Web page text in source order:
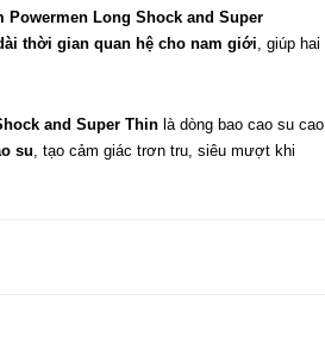
Long Shock and Super
thời gian quan hệ cho nam giới, giúp hai
and Super Thin là dòng bao cao su cao
su, tạo cảm giác trơn tru, siêu mượt khi